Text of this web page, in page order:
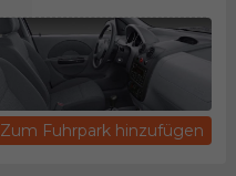
Zum Fuhrpark hinzufügen